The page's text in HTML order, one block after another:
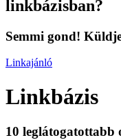
linkbázisban?
Semmi gond!
Linkajánló
Linkbázis
10 leglátogatottabb